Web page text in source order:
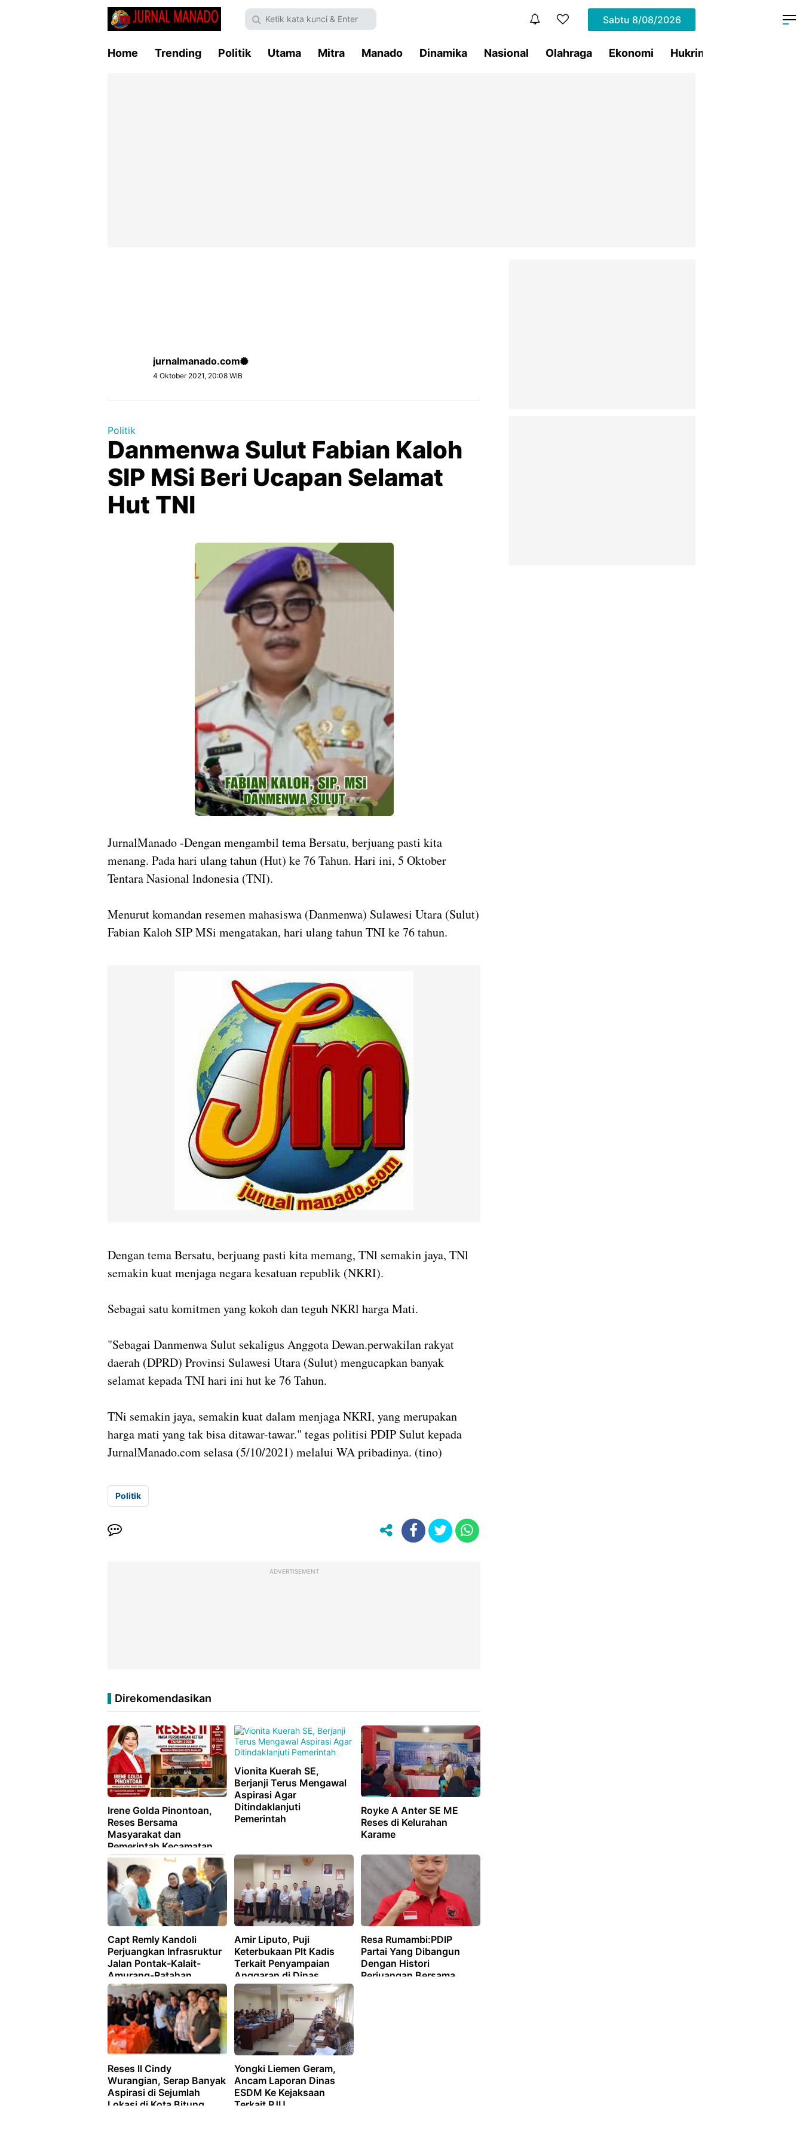
Sabtu 8/08/2026
Home Trending Politik Utama Mitra Manado Dinamika Nasional Olahraga Ekonomi Hukrim
jurnalmanado.com
4 Oktober 2021, 20:08 WIB
Politik
Danmenwa Sulut Fabian Kaloh
SIP MSi Beri Ucapan Selamat
Hut TNI
JurnalManado -Dengan mengambil tema Bersatu, berjuang pasti kita
menang. Pada hari ulang tahun (Hut) ke 76 Tahun. Hari ini, 5 Oktober
Tentara Nasional lndonesia (TNI).
Menurut komandan resemen mahasiswa (Danmenwa) Sulawesi Utara (Sulut)
Fabian Kaloh SIP MSi mengatakan, hari ulang tahun TNI ke 76 tahun.
Dengan tema Bersatu, berjuang pasti kita memang, TNl semakin jaya, TNl
semakin kuat menjaga negara kesatuan republik (NKRI).
Sebagai satu komitmen yang kokoh dan teguh NKRl harga Mati.
"Sebagai Danmenwa Sulut sekaligus Anggota Dewan.perwakilan rakyat
daerah (DPRD) Provinsi Sulawesi Utara (Sulut) mengucapkan banyak
selamat kepada TNI hari ini hut ke 76 Tahun.
TNi semakin jaya, semakin kuat dalam menjaga NKRI, yang merupakan
harga mati yang tak bisa ditawar-tawar." tegas politisi PDIP Sulut kepada
JurnalManado.com selasa (5/10/2021) melalui WA pribadinya. (tino)
Politik
ADVERTISEMENT
Direkomendasikan
Irene Golda Pinontoan,
Reses Bersama
Masyarakat dan
Pemerintah Kecamatan
Sario di Hotel Grend Puri
Vionita Kuerah SE,
Berjanji Terus Mengawal
Aspirasi Agar
Ditindaklanjuti
Pemerintah
Royke A Anter SE ME
Reses di Kelurahan
Karame
Capt Remly Kandoli
Perjuangkan Infrasruktur
Jalan Pontak-Kalait-
Amurang-Ratahan
Amir Liputo, Puji
Keterbukaan Plt Kadis
Terkait Penyampaian
Anggaran di Dinas
Perkimtan
Resa Rumambi:PDIP
Partai Yang Dibangun
Dengan Histori
Perjuangan Bersama
Reses ll Cindy
Wurangian, Serap Banyak
Aspirasi di Sejumlah
Lokasi di Kota Bitung
Yongki Liemen Geram,
Ancam Laporan Dinas
ESDM Ke Kejaksaan
Terkait PJU